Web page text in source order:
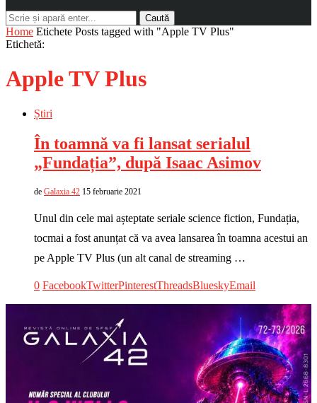
Caută
Home Etichete Posts tagged with "Apple TV Plus"
Etichetă:
Apple TV Plus
Știri
În toamnă va fi lansat serialul
„Fundația”, după Isaac Asimov
de Galaxia 42 15 februarie 2021
Unul din cele mai așteptate seriale science fiction, Fundația,
tocmai a fost anunțat că va avea lansarea în toamna acestui an
pe Apple TV Plus (un alt canal de streaming …
0 FacebookTwitterPinterestThreadsBlueskyEmail